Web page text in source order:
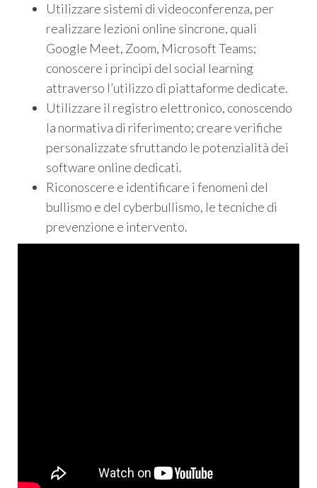
Utilizzare sistemi di videoconferenza, per
realizzare lezioni online sincrone, quali
Google Meet, Zoom, Microsoft Teams;
conoscere i principi del social learning
attraverso l’utilizzo di piattaforme dedicate.
Utilizzare il registro elettronico, conoscendo
la normativa di riferimento; creare verifiche
personalizzate sfruttando le potenzialità dei
software online dedicati.
Riconoscere e identificare i fenomeni del
bullismo e del cyberbullismo, le tecniche di
prevenzione e intervento.